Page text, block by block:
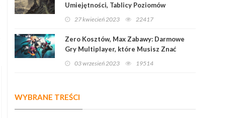
Umiejętności, Tablicy Poziomów
Legendarnych
27 kwiecień 2023 22417
Zero Kosztów, Max Zabawy: Darmowe
Gry Multiplayer, które Musisz Znać
03 wrzesień 2023 19514
WYBRANE TREŚCI